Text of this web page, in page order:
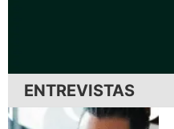
ENTREVISTAS